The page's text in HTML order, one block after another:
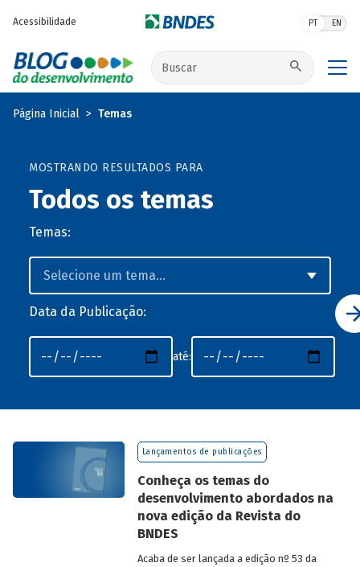
Acessibilidade PT EN
Buscar no site
Página Inicial Temas
MOSTRANDO RESULTADOS PARA
Todos os temas
Temas:
Data da Publicação:
até:
Lançamentos de publicações
Conheça os temas do
desenvolvimento abordados na
nova edição da Revista do
BNDES
Acaba de ser lançada a edição nº 53 da